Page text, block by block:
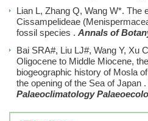
Lian L, Zhang Q, Wang W*. The
Cissampelideae
fossil species . Annals of
Bai SRA#, Liu LJ#, Wang Y, Xu
Oligocene to Middle Miocene,
biogeographic history of Mosla
the opening of the Sea of Japan .
Palaeoclimatology